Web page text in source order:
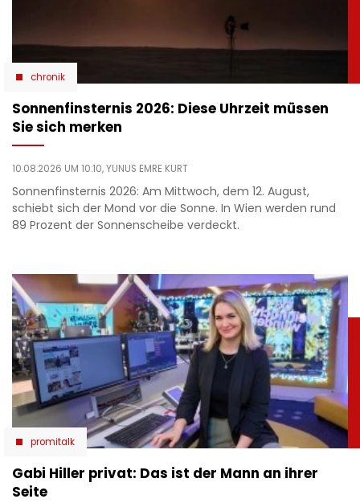
chronik
Sonnenfinsternis 2026: Diese Uhrzeit müssen
Sie sich merken
10.08.2026 UM 10:10,YUNUS EMRE KURT
Sonnenfinsternis 2026: Am Mittwoch, dem 12. August,
schiebt sich der Mond vor die Sonne. In Wien werden rund
89 Prozent der Sonnenscheibe verdeckt.
promitalk
Gabi Hiller privat: Das ist der Mann an ihrer
Seite